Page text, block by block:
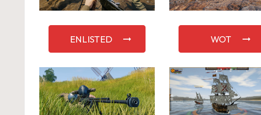
ENLISTED WOT